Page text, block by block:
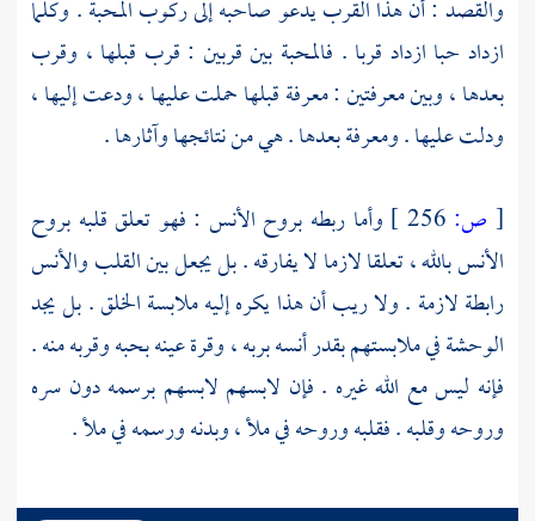
والقصد : أن هذا القرب يدعو صاحبه إلى ركوب المحبة . وكلما
ازداد حبا ازداد قربا . فالمحبة بين قربين : قرب قبلها ، وقرب
بعدها ، وبين معرفتين : معرفة قبلها حملت عليها ، ودعت إليها ،
ودلت عليها . ومعرفة بعدها . هي من نتائجها وآثارها .
[ ص:
وأما ربطه بروح الأنس : فهو تعلق قلبه بروح
الأنس بالله ، تعلقا لازما لا يفارقه . بل يجعل بين القلب والأنس
رابطة لازمة . ولا ريب أن هذا يكره إليه ملابسة الخلق . بل يجد
الوحشة في ملابستهم بقدر أنسه بربه ، وقرة عينه بحبه وقربه منه .
فإنه ليس مع الله غيره . فإن لابسهم لابسهم برسمه دون سره
وروحه وقلبه . فقلبه وروحه في ملأ ، وبدنه ورسمه في ملأ .